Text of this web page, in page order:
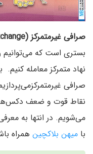
صرافی غیرمتمرکز (Decentralized Exchange)
بستری است که می‌توانیم
نهاد متمرکز معامله
صرافی
نقاط قوت و ضعف دکس‌ها
با میهن بلاکچین همراه